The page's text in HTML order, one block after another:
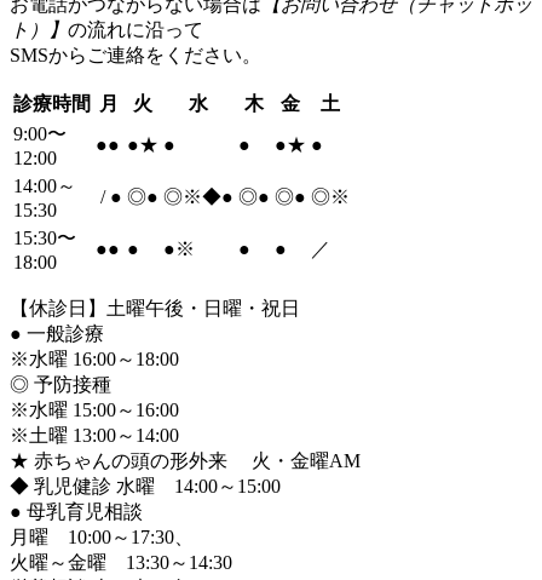
お電話がつながらない場合は 【お問い合わせ（チャットボッ
ト）】 の流れに沿って
SMSからご連絡をください。
診療時間 月 火 水 木 金
土
9:00〜
12:00
●● ●★ ● ● ●★ ●
14:00～
15:30
/ ● ◎● ◎※◆● ◎● ◎● ◎※
15:30〜
18:00
●● ● ●※ ● ● ／
【休診日】土曜午後・日曜・祝日
● 一般診療
※水曜 16:00～18:00
◎ 予防接種
※水曜 15:00～16:00
※土曜 13:00～14:00
★ 赤ちゃんの頭の形外来 火・金曜AM
◆ 乳児健診 水曜 14:00～15:00
● 母乳育児相談
月曜 10:00～17:30、
火曜～金曜 13:30～14:30